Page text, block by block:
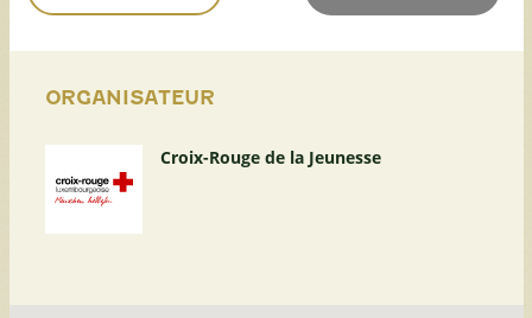
ORGANISATEUR
Croix-Rouge de la Jeunesse